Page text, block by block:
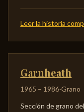
Leer la historia
Garnheath
1965 – 1986·Grano
Sección de grano